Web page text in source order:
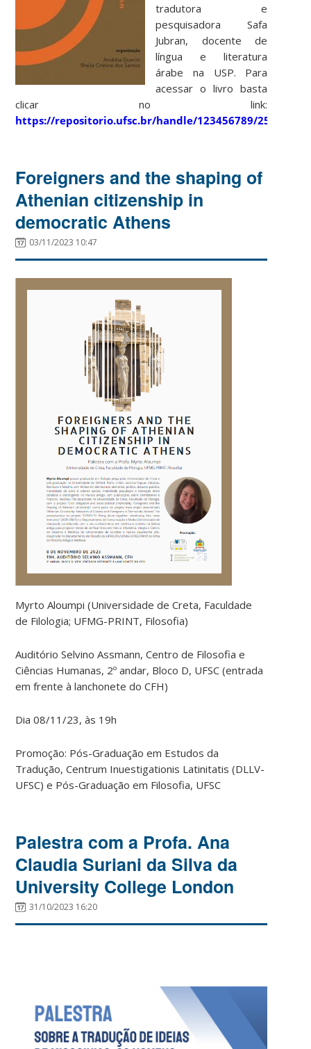
tradutora e
pesquisadora Safa
Jubran, docente de
língua e literatura
árabe na USP. Para
acessar o livro basta
clicar no link:
https://repositorio.ufsc.br/handle/123456789/251700
Foreigners and the shaping of
Athenian citizenship in
democratic Athens
03/11/2023 10:47
Myrto Aloumpi (Universidade de Creta, Faculdade
de Filologia; UFMG-PRINT, Filosofia)
Auditório Selvino Assmann, Centro de Filosofia e
Ciências Humanas, 2º andar, Bloco D, UFSC (entrada
em frente à lanchonete do CFH)
Dia 08/11/23, às 19h
Promoção: Pós-Graduação em Estudos da
Tradução, Centrum Inuestigationis Latinitatis (DLLV-
UFSC) e Pós-Graduação em Filosofia, UFSC
Palestra com a Profa. Ana
Claudia Suriani da Silva da
University College London
31/10/2023 16:20